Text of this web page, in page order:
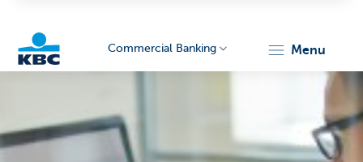
Commercial Banking menu